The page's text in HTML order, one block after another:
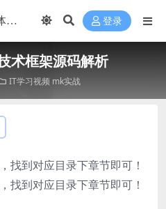
登录
术框架源码解析
IT学习视频 mk实战
找到对应目录下章节即可！
找到对应目录下章节即可！